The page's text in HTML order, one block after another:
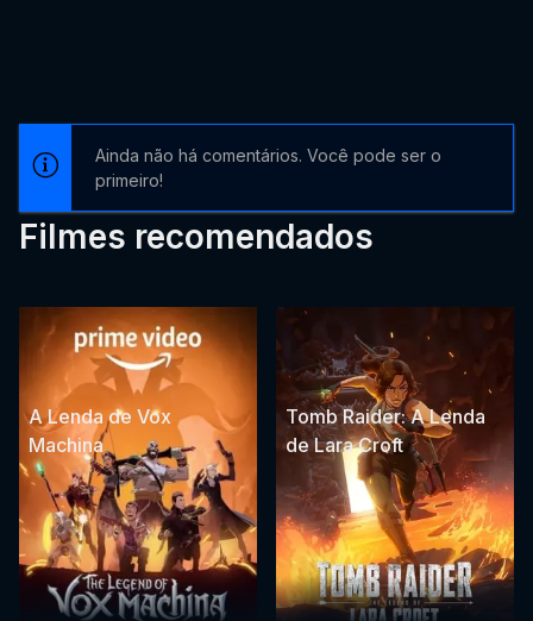
Ainda não há comentários. Você pode ser o
primeiro!
Filmes recomendados
A Lenda de Vox
Machina
Tomb Raider: A Lenda
de Lara Croft